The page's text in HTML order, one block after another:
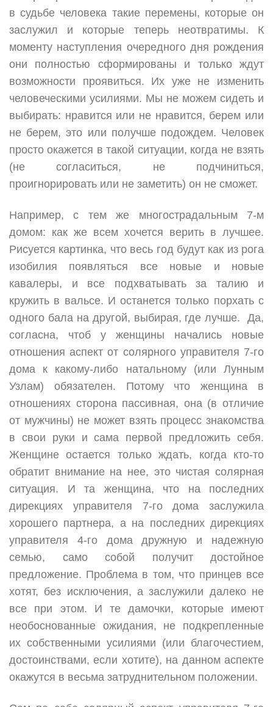
в судьбе человека такие перемены, которые он
заслужил и которые теперь неотвратимы. К
моменту наступления очередного дня рождения
они полностью сформированы и только ждут
возможности проявиться. Их уже не изменить
человеческими усилиями. Мы не можем сидеть и
выбирать: нравится или не нравится, берем или
не берем, это или получше подождем. Человек
просто окажется в такой ситуации, когда не взять
(не согласиться, не подчиниться,
проигнорировать или не заметить) он не сможет.
Например, с тем же многострадальным 7-м
домом: как же всем хочется верить в лучшее.
Рисуется картинка, что весь год будут как из рога
изобилия появляться все новые и новые
кавалеры, и все подхватывать за талию и
кружить в вальсе. И останется только порхать с
одного бала на другой, выбирая, где лучше. Да,
согласна, чтоб у женщины начались новые
отношения аспект от солярного управителя 7-го
дома к какому-либо натальному (или Лунным
Узлам) обязателен. Потому что женщина в
отношениях сторона пассивная, она (в отличие
от мужчины) не может взять процесс знакомства
в свои руки и сама первой предложить себя.
Женщине остается только ждать, когда кто-то
обратит внимание на нее, это чистая солярная
ситуация. И та женщина, что на последних
дирекциях управителя 7-го дома заслужила
хорошего партнера, а на последних дирекциях
управителя 4-го дома дружную и надежную
семью, само собой получит достойное
предложение. Проблема в том, что принцев все
хотят, без исключения, а заслужили далеко не
все при этом. И те дамочки, которые имеют
необоснованные ожидания, не подкрепленные
их собственными усилиями (или благочестием,
достоинствами, если хотите), на данном аспекте
окажутся в весьма затруднительном положении.